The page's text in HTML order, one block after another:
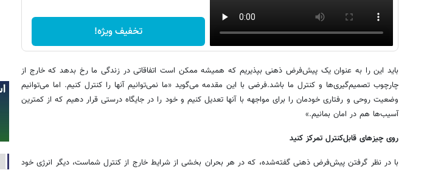
تخفیف ویژه!
باید این را به عنوان یک پیش‌فرض ذهنی بپذیریم که همیشه ممکن است اتفاقاتی در زندگی ما رخ بدهد که خارج از
چارچوب تصمیم‌گیری‌ها و کنترل ما باشد.فرضی با این مقدمه می‌گوید «ما نمی‌توانیم آنها را کنترل کنیم. اما می‌توانیم
وضعیت روحی و رفتاری خودمان را برای مواجهه با آنها تعدیل کنیم و خود را در جایگاه درستی قرار دهیم که از کمترین
آسیب‌ها هم در امان بمانیم.»
روی چیزهای قابل‌کنترل تمرکز کنید
با در نظر گرفتن پیش‌فرض ذهنی گفته‌شده، که در هر بحران بخشی از شرایط خارج از کنترل شماست، دیگر انرژی خود